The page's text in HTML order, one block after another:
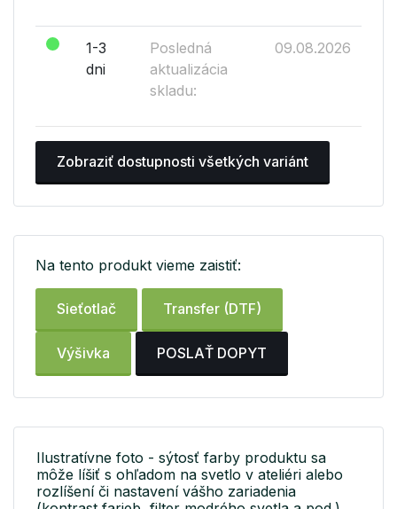
1-3
dni
Posledná
aktualizácia
skladu:
09.08.2026
Zobraziť dostupnosti všetkých variánt
Na tento produkt vieme zaistiť:
Sieťotlač Transfer (DTF)
Výšivka POSLAŤ DOPYT
Ilustratívne foto - sýtosť farby produktu sa
môže líšiť s ohľadom na svetlo v ateliéri alebo
rozlíšení či nastavení vášho zariadenia